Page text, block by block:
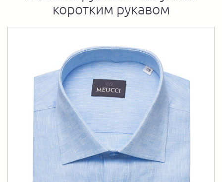
коротким рукавом